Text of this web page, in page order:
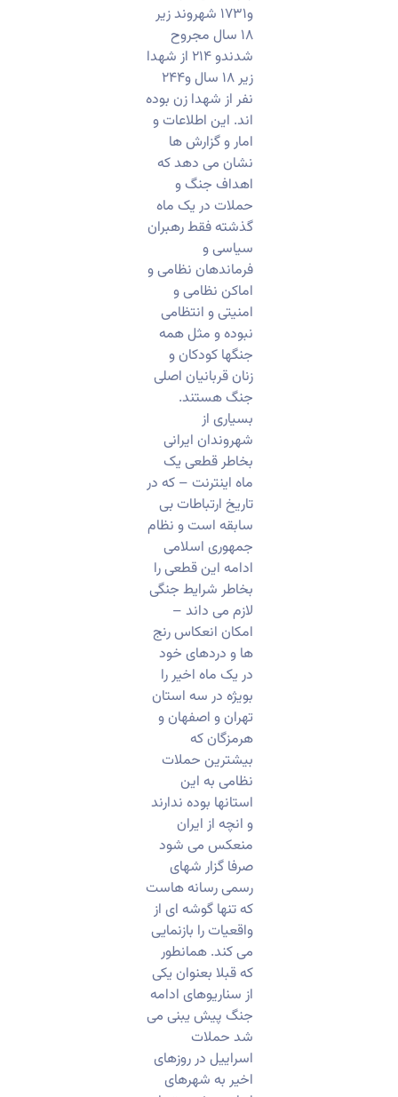
و۱۷۳۱ شهروند زیر
۱۸ سال مجروح
شدندو ۲۱۴ از شهدا
زیر ۱۸ سال و۲۴۴
نفر از شهدا زن بوده
اند. این اطلاعات و
امار و گزارش ها
نشان می دهد که
اهداف جنگ و
حملات در یک ماه
گذشته فقط رهبران
سیاسی و
فرماندهان نظامی و
اماکن نظامی و
امنیتی و انتظامی
نبوده و مثل همه
جنگها کودکان و
زنان قربانیان اصلی
جنگ هستند.
بسیاری از
شهروندان ایرانی
بخاطر قطعی یک
ماه اینترنت – که در
تاریخ ارتباطات بی
سابقه است و نظام
جمهوری اسلامی
ادامه این قطعی را
بخاطر شرایط جنگی
لازم می داند –
امکان انعکاس رنج
ها و دردهای خود
در یک ماه اخیر را
بویژه در سه استان
تهران و اصفهان و
هرمزگان که
بیشترین حملات
نظامی به این
استانها بوده ندارند
و انچه از ایران
منعکس می شود
صرفا گزار شهای
رسمی رسانه هاست
که تنها گوشه ای از
واقعیات را بازنمایی
می کند. همانطور
که قبلا بعنوان یکی
از سناریوهای ادامه
جنگ پیش یبنی می
شد حملات
اسراییل در روزهای
اخیر به شهرهای